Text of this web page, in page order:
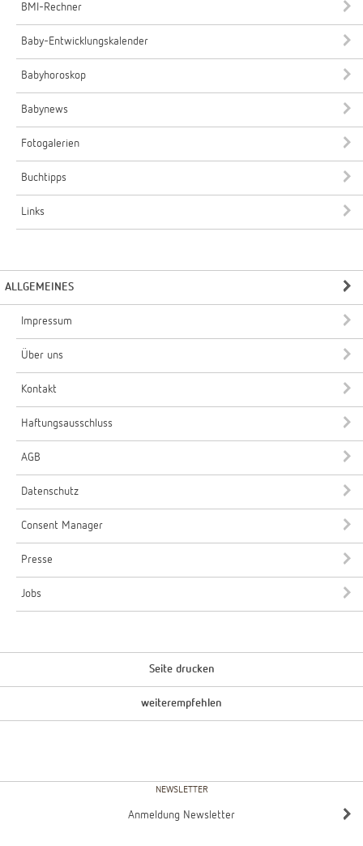
BMI-Rechner
Baby-Entwicklungskalender
Babyhoroskop
Babynews
Fotogalerien
Buchtipps
Links
ALLGEMEINES
Impressum
Über uns
Kontakt
Haftungsausschluss
AGB
Datenschutz
Consent Manager
Presse
Jobs
Seite drucken
weiterempfehlen
NEWSLETTER
Anmeldung Newsletter